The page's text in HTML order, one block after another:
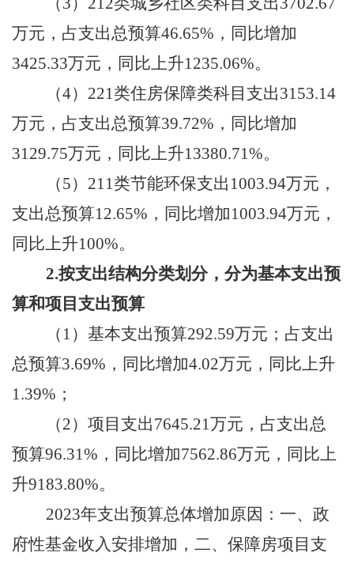
万元，占支出总预算46.65%，同比增加
3425.33万元，同比上升1235.06%。
（4） 221类住房保障类科目支出3153.14
万元，占支出总预算39.72%，同比增加
3129.75万元，同比上升13380.71%。
（5） 211类节能环保支出 1003.94万元，
支出总预算12.65%，同比增加1003.94万元，
同比上升100%。
2.按支出结构分类划分，分为基本支出预
算和项目支出预算
（ 1）基本支出预算292.59万元；占支出
总预算3.69%， 同比增加4.02万元，同比上升
1.39% ；
（2） 项目支出7645.21万元，占支出总
预算96.31%， 同比增加7562.86万元，同比上
升9183.80%。
2023年支出预算总体增加原因： 一、 政
府性基金收入安排增加， 二、保障房项目支